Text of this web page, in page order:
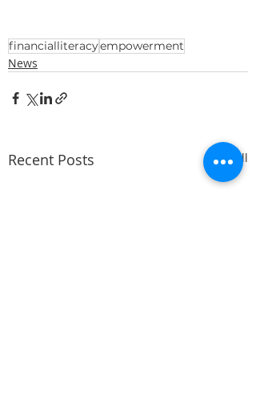
financialliteracyempowerment
News
Recent Posts See All